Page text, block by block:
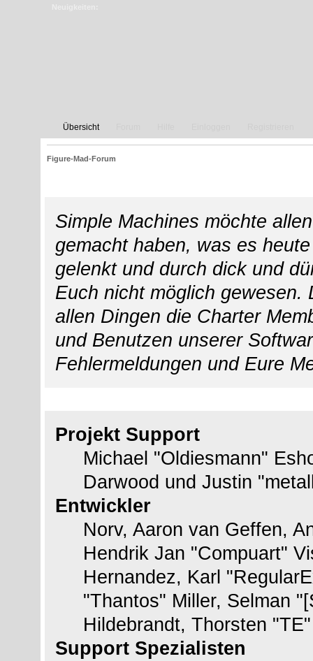
Übersicht
Figure-Mad-Forum
Simple Machines möchte
gemacht haben, was es
gelenkt und durch dick und
Euch nicht möglich
allen Dingen die Charter
und Benutzen unserer
Fehlermeldungen und Eure
Projekt Support
Michael "Oldiesmann"
Darwood und Justin
Entwickler
Norv, Aaron van Geffen,
Hendrik Jan "Compuart"
Hernandez, Karl
"Thantos" Miller, Selman
Hildebrandt, Thorsten
Support Spezialisten